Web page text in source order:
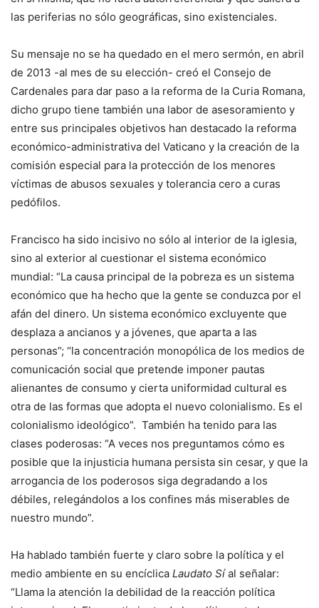
las periferias no sólo geográficas, sino existenciales.
Su mensaje no se ha quedado en el mero sermón, en abril
de 2013 -al mes de su elección- creó el Consejo de
Cardenales para dar paso a la reforma de la Curia Romana,
dicho grupo tiene también una labor de asesoramiento y
entre sus principales objetivos han destacado la reforma
económico-administrativa del Vaticano y la creación de la
comisión especial para la protección de los menores
víctimas de abusos sexuales y tolerancia cero a curas
pedófilos.
Francisco ha sido incisivo no sólo al interior de la iglesia,
sino al exterior al cuestionar el sistema económico
mundial: “La causa principal de la pobreza es un sistema
económico que ha hecho que la gente se conduzca por el
afán del dinero. Un sistema económico excluyente que
desplaza a ancianos y a jóvenes, que aparta a las
personas”; “la concentración monopólica de los medios de
comunicación social que pretende imponer pautas
alienantes de consumo y cierta uniformidad cultural es
otra de las formas que adopta el nuevo colonialismo. Es el
colonialismo ideológico”. También ha tenido para las
clases poderosas: “A veces nos preguntamos cómo es
posible que la injusticia humana persista sin cesar, y que la
arrogancia de los poderosos siga degradando a los
débiles, relegándolos a los confines más miserables de
nuestro mundo”.
Ha hablado también fuerte y claro sobre la política y el
medio ambiente en su encíclica Laudato Síal señalar:
“Llama la atención la debilidad de la reacción política